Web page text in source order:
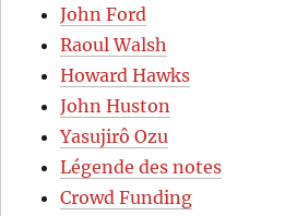
John Ford
Raoul Walsh
Howard Hawks
John Huston
Yasujirô Ozu
Légende des notes
Crowd Funding